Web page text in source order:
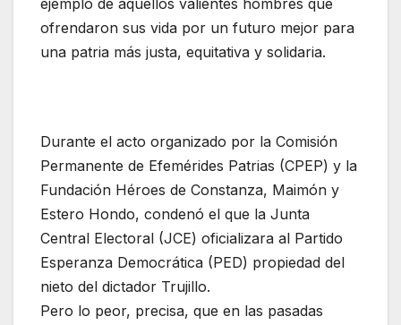
ejemplo de aquellos valientes hombres que
ofrendaron sus vida por un futuro mejor para
una patria más justa, equitativa y solidaria.
Durante el acto organizado por la Comisión
Permanente de Efemérides Patrias (CPEP) y la
Fundación Héroes de Constanza, Maimón y
Estero Hondo, condenó el que la Junta
Central Electoral (JCE) oficializara al Partido
Esperanza Democrática (PED) propiedad del
nieto del dictador Trujillo.
Pero lo peor, precisa, que en las pasadas